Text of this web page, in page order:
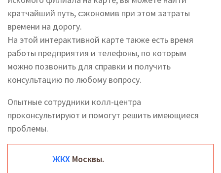
кратчайший путь, сэкономив при этом затраты
времени на дорогу.
На этой интерактивной карте также есть время
работы предприятия и телефоны, по которым
можно позвонить для справки и получить
консультацию по любому вопросу.
Опытные сотрудники колл-центра
проконсультируют и помогут решить имеющиеся
проблемы.
ЖКХ Москвы.